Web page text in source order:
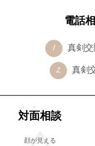
電話
真剣
真剣
対面相談
顔が見える